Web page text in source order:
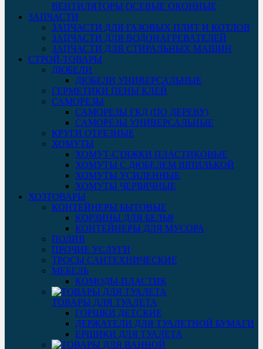
ВЕНТИЛЯТОРЫ ОСЕВЫЕ ОКОННЫЕ
ЗАПЧАСТИ
ЗАПЧАСТИ ДЛЯ ГАЗОВЫХ ПЛИТ И КОТЛОВ
ЗАПЧАСТИ ДЛЯ ВОДОНАГРЕВАТЕЛЕЙ
ЗАПЧАСТИ ДЛЯ СТИРАЛЬНЫХ МАШИН
СТРОЙ-ТОВАРЫ
ДЮБЕЛИ
ДЮБЕЛИ УНИВЕРСАЛЬНЫЕ
ГЕРМЕТИКИ ПЕНЫ КЛЕЙ
САМОРЕЗЫ
САМОРЕЗЫ ГКД (ПО ДЕРЕВУ)
САМОРЕЗЫ УНИВЕРСАЛЬНЫЕ
КРУГИ ОТРЕЗНЫЕ
ХОМУТЫ
ХОМУТ-СТЯЖКИ ПЛАСТИКОВЫЕ
ХОМУТЫ С ДЮБЕЛЕМ ШПИЛЬКОЙ
ХОМУТЫ УСИЛЕННЫЕ
ХОМУТЫ ЧЕРВЯЧНЫЕ
ХОЗТОВАРЫ
КОНТЕЙНЕРЫ БЫТОВЫЕ
КОРЗИНЫ ДЛЯ БЕЛЬЯ
КОНТЕЙНЕРЫ ДЛЯ МУСОРА
ПОЛИВ
ПРОЧИЕ УСЛУГИ
ТРОСЫ САНТЕХНИЧЕСКИЕ
МЕБЕЛЬ
КОМОДЫ-ПЛАСТИК
ТОВАРЫ ДЛЯ ТУАЛЕТА
ГОРШКИ ДЕТСКИЕ
ДЕРЖАТЕЛИ ДЛЯ ТУАЛЕТНОЙ БУМАГИ
ЕРШИКИ ДЛЯ ТУАЛЕТА